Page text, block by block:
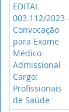
EDITAL
003.112/2023 -
Convocação
para Exame
Médico
Admissional -
Cargo:
Profissionais
de Saúde